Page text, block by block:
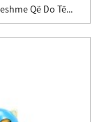
Që Do Të...